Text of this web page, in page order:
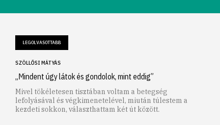
LEGOLVASOTTABB
SZÖLLŐSI MÁTYÁS
„Mindent úgy látok és gondolok, mint eddig”
Mivel tökéletesen tisztában voltam a betegség
lefolyásával és végkimenetelével, miután túlestem a
kezdeti sokkon, választhattam két út között.